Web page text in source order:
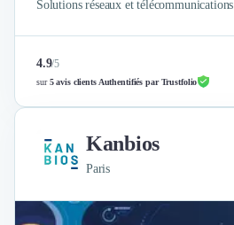
Solutions réseaux et télécommunications
4.9/5
sur5 avis clients Authentifiés par Trustfolio
Kanbios
Paris